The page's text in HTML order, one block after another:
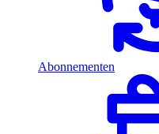
Abonnementen